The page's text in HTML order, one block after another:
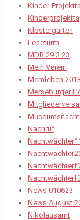
Kinder-
Klostergarten
Leseturm
MDR 29.3.23
Mein Verein
Memleben
Merseburger
Nachruf
News 010623
News August
Nikolausamt